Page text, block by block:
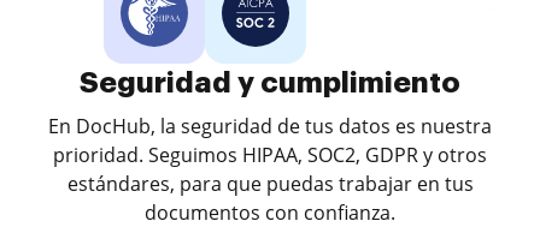
Seguridad y cumplimiento
En DocHub, la seguridad de tus datos es nuestra
prioridad. Seguimos HIPAA, SOC2, GDPR y otros
estándares, para que puedas trabajar en tus
documentos con confianza.